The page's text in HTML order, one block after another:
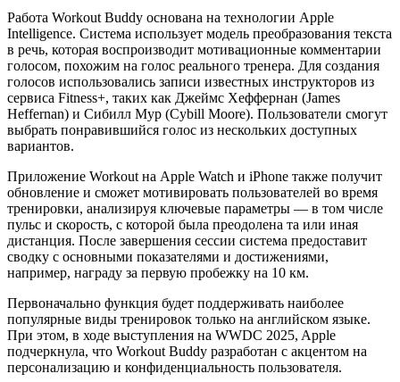
Работа Workout Buddy основана на технологии Apple
Intelligence. Система использует модель преобразования текста
в речь, которая воспроизводит мотивационные комментарии
голосом, похожим на голос реального тренера. Для создания
голосов использовались записи известных инструкторов из
сервиса Fitness+, таких как Джеймс Хеффернан (James
Heffernan) и Сибилл Мур (Cybill Moore). Пользователи смогут
выбрать понравившийся голос из нескольких доступных
вариантов.
Приложение Workout на Apple Watch и iPhone также получит
обновление и сможет мотивировать пользователей во время
тренировки, анализируя ключевые параметры — в том числе
пульс и скорость, с которой была преодолена та или иная
дистанция. После завершения сессии система предоставит
сводку с основными показателями и достижениями,
например, награду за первую пробежку на 10 км.
Первоначально функция будет поддерживать наиболее
популярные виды тренировок только на английском языке.
При этом, в ходе выступления на WWDC 2025, Apple
подчеркнула, что Workout Buddy разработан с акцентом на
персонализацию и конфиденциальность пользователя.